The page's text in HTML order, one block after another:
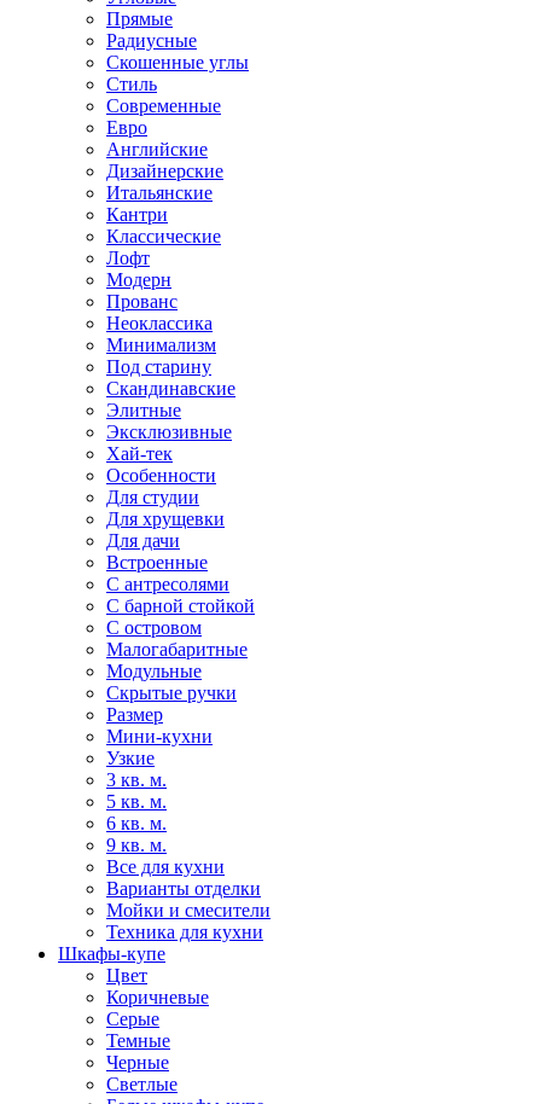
Прямые
Радиусные
Скошенные углы
Стиль
Современные
Евро
Английские
Дизайнерские
Итальянские
Кантри
Классические
Лофт
Модерн
Прованс
Неоклассика
Минимализм
Под старину
Скандинавские
Элитные
Эксклюзивные
Хай-тек
Особенности
Для студии
Для хрущевки
Для дачи
Встроенные
С антресолями
С барной стойкой
С островом
Малогабаритные
Модульные
Скрытые ручки
Размер
Мини-кухни
Узкие
3 кв. м.
5 кв. м.
6 кв. м.
9 кв. м.
Все для кухни
Варианты отделки
Мойки и смесители
Техника для кухни
Шкафы-купе
Цвет
Коричневые
Серые
Темные
Черные
Светлые